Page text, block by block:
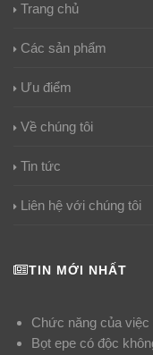
Trang chủ
Các sản phẩm
Ưu điểm
Về chúng tôi
Tin tức
Liên hệ với chúng tôi
TIN MỚI NHẤT
Chức năng của
Bọt epe có độc